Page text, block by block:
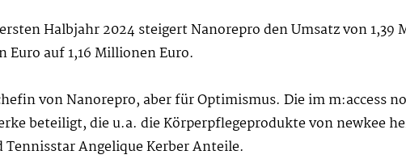
Halbjahr 2024 steigert Nanorepro den Umsatz von 1,39
auf 1,16 Millionen Euro.
von Nanorepro, aber für Optimismus. Die im m:access
beteiligt, die u.a. die Körperpflegeprodukte von newkee
Angelique Kerber Anteile.